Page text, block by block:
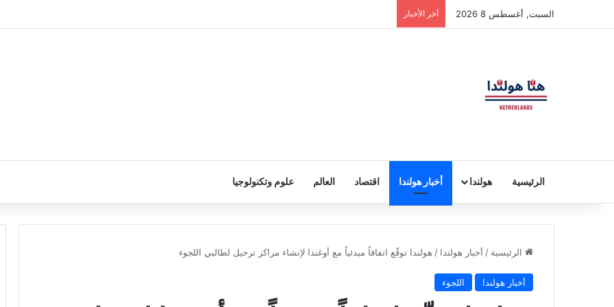
السبت, أغسطس 8 2026 أخر الأخبار
الرئيسية هولندا أخبار هولندا اقتصاد العالم علوم وتكنولوجيا
الرئيسية / أخبار هولندا / هولندا توقّع اتفاقاً مبدئياً مع أوغندا لإنشاء مراكز ترحيل لطالبي اللجوء
أخبار هولندا اللجوء